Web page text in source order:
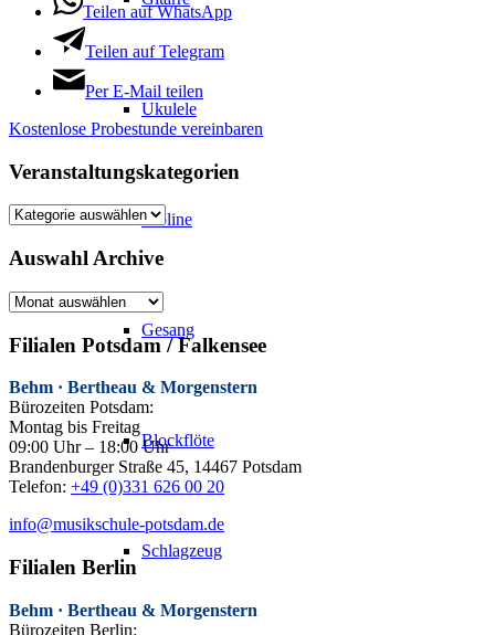
Ukulele
Violine
Gesang
Blockflöte
Schlagzeug
Teilen auf WhatsApp
Teilen auf Telegram
Per E-Mail teilen
Kostenlose Probestunde vereinbaren
Veranstaltungskategorien
Veranstaltungskategorien
Auswahl Archive
Auswahl
Filialen Potsdam / Falkensee
Behm · Bertheau & Morgenstern
Bürozeiten Potsdam:
Montag bis Freitag
09:00 Uhr – 18:00 Uhr
Brandenburger Straße 45, 14467 Potsdam
Telefon: +49 (0)331 626 00 20
info@musikschule-potsdam.de
Filialen Berlin
Behm · Bertheau & Morgenstern
Bürozeiten Berlin: